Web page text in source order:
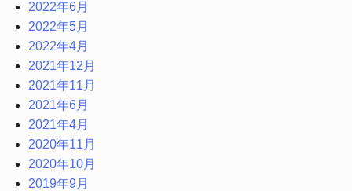
2022年6月
2022年5月
2022年4月
2021年12月
2021年11月
2021年6月
2021年4月
2020年11月
2020年10月
2019年9月